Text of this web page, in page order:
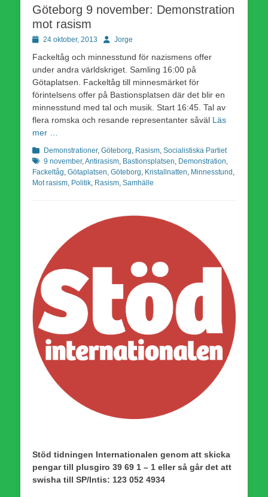
Göteborg 9 november: Demonstration
mot rasism
Publicerad
24 oktober, 2013 Författare
Jorge
Fackeltåg och minnesstund för nazismens offer
under andra världskriget. Samling 16:00 på
Götaplatsen. Fackeltåg till minnesmärket för
förintelsens offer på Bastionsplatsen där det blir en
minnesstund med tal och musik. Start 16:45. Tal av
flera romska och resande representanter såväl Läs
mer …
Kategorier
Demonstrationer, Göteborg, Rasism, Socialistiska Partiet
9 november,Antirasism, Bastionsplatsen, Demonstration,
Fackeltåg, Götaplatsen, Göteborg, Kristallnatten, Minnesstund ,
Mot rasism, Politik, Rasism, Samhälle
Stöd tidningen Internationalen genom att skicka
pengar till plusgiro 39 69 1 – 1 eller så går det att
swisha till SP/Intis: 123 052 4934